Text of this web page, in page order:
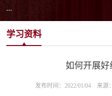
学习资料
如何开展好
发布时间：2022/01/04 来源